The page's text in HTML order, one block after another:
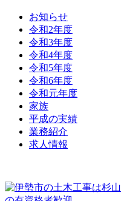
お知らせ
令和2年度
令和3年度
令和4年度
令和5年度
令和6年度
令和元年度
家族
平成の実績
業務紹介
求人情報